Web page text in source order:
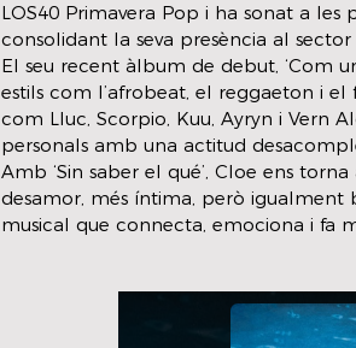
LOS40 Primavera Pop i ha sonat a les
consolidant la seva presència al
El seu recent àlbum de debut, ‘Com
estils com l’afrobeat, el reggaeton i
com Lluc, Scorpio, Kuu, Ayryn i Vern
personals amb una actitud
Amb ‘Sin saber el qué’, Cloe ens
desamor, més íntima, però
musical que connecta, emociona i fa